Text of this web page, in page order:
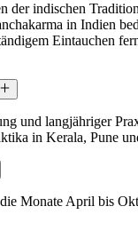
indischen
in Indien
Eintauchen
und langjähriger
in Kerala, Pune
Monate April bis